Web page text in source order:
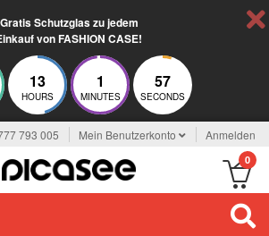
Gratis Schutzglas zu jedem
von FASHION CASE!
13
HOURS
1
MINUTES
56
SECONDS
793 005 Mein Benutzerkonto Anmelden
0